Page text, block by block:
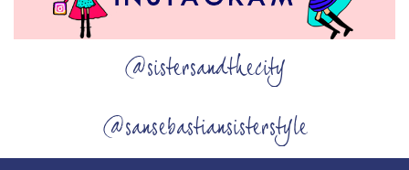
@sistersandthecity
@sansebastiansisterstyle